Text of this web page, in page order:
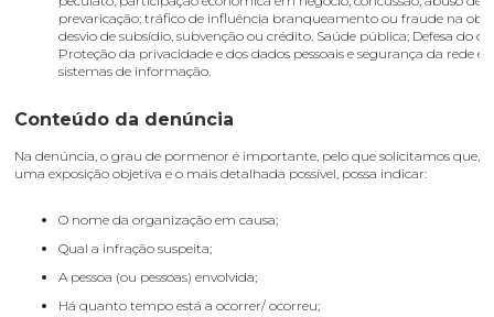
prevaricação; tráfico de influência branqueamento ou fraude na
desvio de subsídio, subvenção ou crédito. Saúde pública; Defesa do
Proteção da privacidade e dos dados pessoais e segurança da rede e
sistemas de informação.
Conteúdo da denúncia
Na denúncia, o grau de pormenor é importante, pelo que solicitamos que,
uma exposição objetiva e o mais detalhada possível, possa indicar:
O nome da organização em causa;
Qual a infração suspeita;
A pessoa (ou pessoas) envolvida;
Há quanto tempo está a ocorrer/ ocorreu;